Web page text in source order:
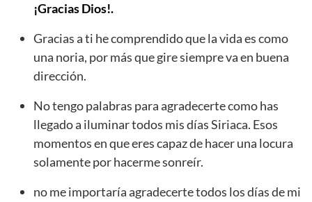
¡Gracias Dios!.
Gracias a ti he comprendido que la vida es como
una noria, por más que gire siempre va en buena
dirección.
No tengo palabras para agradecerte como has
llegado a iluminar todos mis días Siriaca. Esos
momentos en que eres capaz de hacer una locura
solamente por hacerme sonreír.
no me importaría agradecerte todos los días de mi